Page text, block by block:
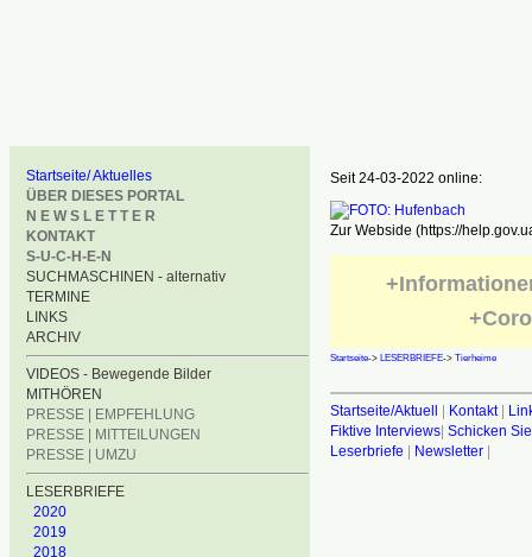
Startseite/ Aktuelles
ÜBER DIESES PORTAL
N E W S L E T T E R
KONTAKT
S-U-C-H-E-N
SUCHMASCHINEN - alternativ
TERMINE
LINKS
ARCHIV
VIDEOS - Bewegende Bilder
MITHÖREN
PRESSE | EMPFEHLUNG
PRESSE | MITTEILUNGEN
PRESSE | UMZU
LESERBRIEFE
2020
2019
2018
Seit 24-03-2022 online:
Zur Webside (https://
Startseite-> LESERBRIEFE-> Tierheime
Startseite/Aktuell Kontakt|
Fiktive Interviews| Schicken
Leserbriefe
Newsletter|